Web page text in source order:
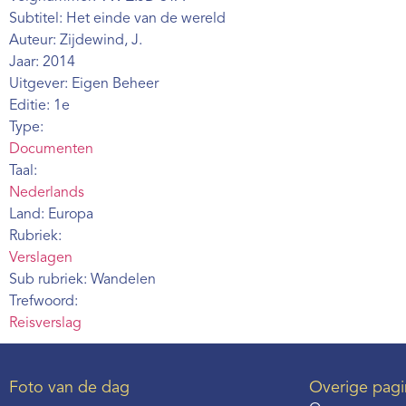
Subtitel: Het einde van de wereld
Auteur: Zijdewind, J.
Jaar: 2014
Uitgever: Eigen Beheer
Editie: 1e
Type:
Documenten
Taal:
Nederlands
Land: Europa
Rubriek:
Verslagen
Sub rubriek: Wandelen
Trefwoord:
Reisverslag
Foto van de dag Overige